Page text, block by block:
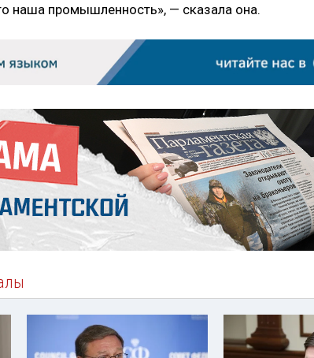
наша промышленность», — сказала она.